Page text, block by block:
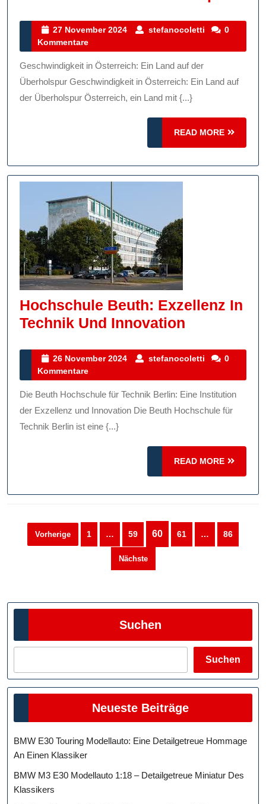
Land
Auf
Der
27 November 2024
27
2024
stefanocoletti stefanocoletti
0
Kommentare
Geschwindigkeit in Österreich: Ein Land auf der
Überholspur Geschwindigkeit in Österreich: Ein Land auf
der Überholspur Österreich, ein Land mit {...}
READ MORE
READ
MORE
Hochschule Beuth: Exzellenz In
Technik Und Innovation
Exzellenz
Technik
Und
26 November 2024
26
2024
stefanocoletti stefanocoletti
0
Kommentare
Die Beuth Hochschule für Technik Berlin: Eine Institution
der Exzellenz und Innovation Die Beuth Hochschule für
Technik Berlin ist eine {...}
READ MORE
READ
MORE
Seitennummerierung
der
Vorherige 1 … 59 60 61 … 86
Nächste
Suchen
Suchen
Neueste Beiträge
BMW E30 Touring Modellauto: Eine Detailgetreue Hommage
An Einen Klassiker
BMW M3 E30 Modellauto 1:18 – Detailgetreue Miniatur Des
Klassikers